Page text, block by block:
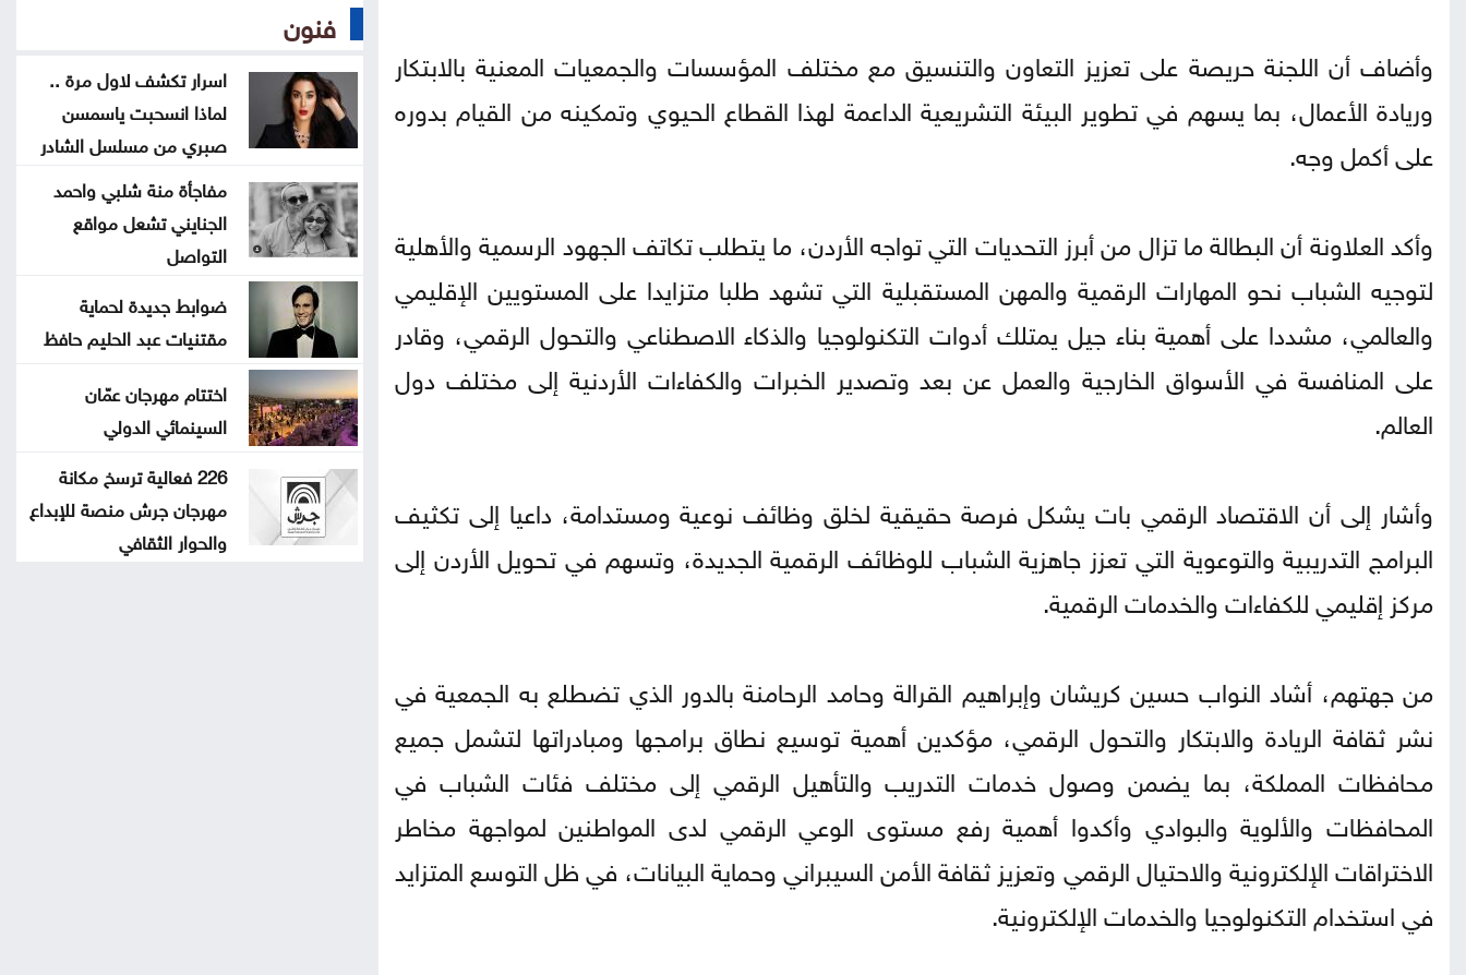
وأضاف أن اللجنة حريصة على تعزيز التعاون والتنسيق مع مختلف المؤسسات والجمعيات المعنية بالابتكار
وريادة الأعمال، بما يسهم في تطوير البيئة التشريعية الداعمة لهذا القطاع الحيوي وتمكينه من القيام بدوره
على أكمل وجه.
وأكد العلاونة أن البطالة ما تزال من أبرز التحديات التي تواجه الأردن، ما يتطلب تكاتف الجهود الرسمية والأهلية
لتوجيه الشباب نحو المهارات الرقمية والمهن المستقبلية التي تشهد طلبا متزايدا على المستويين الإقليمي
والعالمي، مشددا على أهمية بناء جيل يمتلك أدوات التكنولوجيا والذكاء الاصطناعي والتحول الرقمي، وقادر
على المنافسة في الأسواق الخارجية والعمل عن بعد وتصدير الخبرات والكفاءات الأردنية إلى مختلف دول
العالم.
وأشار إلى أن الاقتصاد الرقمي بات يشكل فرصة حقيقية لخلق وظائف نوعية ومستدامة، داعيا إلى تكثيف
البرامج التدريبية والتوعوية التي تعزز جاهزية الشباب للوظائف الرقمية الجديدة، وتسهم في تحويل الأردن إلى
مركز إقليمي للكفاءات والخدمات الرقمية.
من جهتهم، أشاد النواب حسين كريشان وإبراهيم القرالة وحامد الرحامنة بالدور الذي تضطلع به الجمعية في
نشر ثقافة الريادة والابتكار والتحول الرقمي، مؤكدين أهمية توسيع نطاق برامجها ومبادراتها لتشمل جميع
محافظات المملكة، بما يضمن وصول خدمات التدريب والتأهيل الرقمي إلى مختلف فئات الشباب في
المحافظات والألوية والبوادي وأكدوا أهمية رفع مستوى الوعي الرقمي لدى المواطنين لمواجهة مخاطر
الاختراقات الإلكترونية والاحتيال الرقمي وتعزيز ثقافة الأمن السيبراني وحماية البيانات، في ظل التوسع المتزايد
في استخدام التكنولوجيا والخدمات الإلكترونية.
فنون
اسرار تكشف لاول مرة ..
لماذا انسحبت ياسمسن
صبري من مسلسل الشادر
مفاجأة منة شلبي واحمد
الجنايني تشعل مواقع
التواصل
ضوابط جديدة لحماية
مقتنيات عبد الحليم حافظ
اختتام مهرجان عمّان
السينمائي الدولي
226 فعالية ترسخ مكانة
مهرجان جرش منصة للإبداع
والحوار الثقافي